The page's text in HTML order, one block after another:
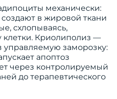
механически:
в жировой ткани
схлопываясь,
Криолиполиз —
управляемую заморозку:
апоптоз
через контролируемый
до терапевтического